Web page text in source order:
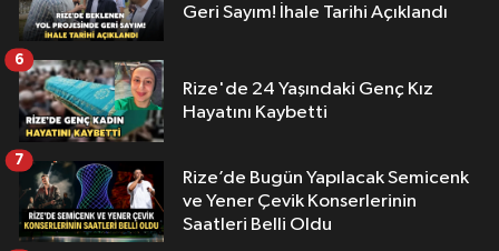
Geri Sayım! İhale Tarihi Açıklandı
Rize'de 24 Yaşındaki Genç Kız
Hayatını Kaybetti
6
Rize’de Bugün Yapılacak Semicenk
ve Yener Çevik Konserlerinin
Saatleri Belli Oldu
7